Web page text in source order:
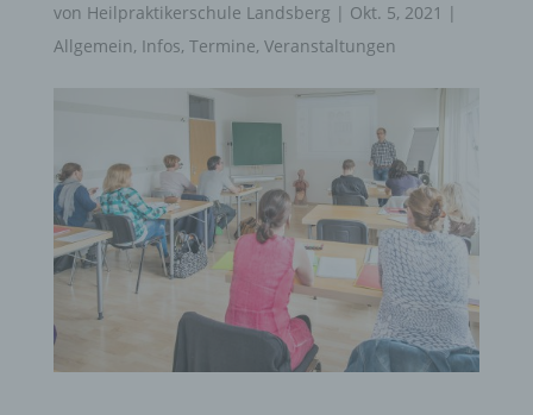
von Heilpraktikerschule Landsberg | Okt. 5, 2021 |
Allgemein, Infos, Termine, Veranstaltungen